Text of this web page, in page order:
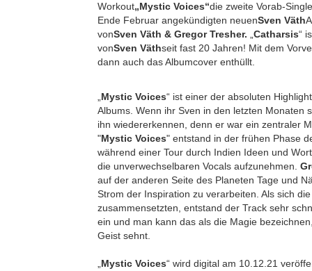
Workout„Mystic Voices“die zweite Vorab-
Ende Februar angekündigten neuenSven Väth
vonSven Väth & Gregor Tresher. Catharsis“
vonSven Väthseit fast 20 Jahren! Mit dem
dann auch das Albumcover enthüllt.
Mystic Voices“ ist einer der absoluten
Albums. Wenn ihr Sven in den letzten Monaten
ihn wiedererkennen, denn er war ein zentraler
"Mystic Voices" entstand in der frühen Phase
während einer Tour durch Indien Ideen und
die unverwechselbaren Vocals aufzunehmen.
auf der anderen Seite des Planeten Tage und
Strom der Inspiration zu verarbeiten. Als sich
zusammensetzten, entstand der Track sehr
ein und man kann das als die Magie
Geist sehnt.
Mystic Voices“ wird digital am 10.12.21